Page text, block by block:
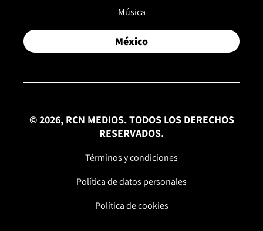
Música
México
© 2026, RCN MEDIOS. TODOS LOS DERECHOS
RESERVADOS.
Términos y condiciones
Política de datos personales
Política de cookies